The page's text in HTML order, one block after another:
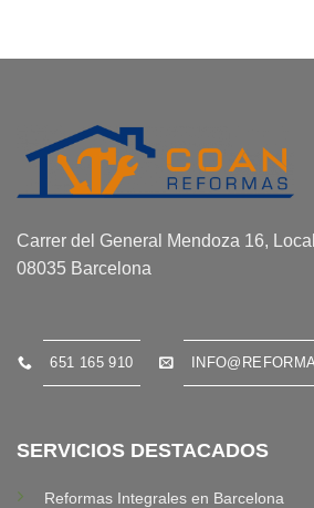
Carrer del General Mendoza 16,
08035 Barcelona
651 165 910
SERVICIOS DESTACADOS
Reformas Integrales en Barcelona